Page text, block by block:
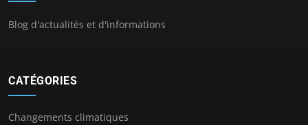
Blog d'actualités et d'informations
CATÉGORIES
Changements climatiques